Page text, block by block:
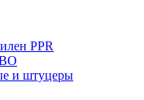
PPR
и штуцеры